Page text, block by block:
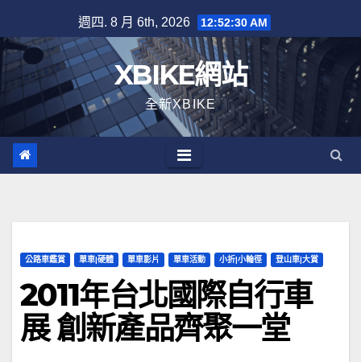
to
content
週四. 8 月 6th, 2026 12:52:30 AM
XBIKE網站
全新XBIKE
公路車鑑賞 單車|硬體 單車影片 單車活動 小折|小輪徑 登山車|大賞
2011年台北國際自行車
展 創新產品齊聚一堂